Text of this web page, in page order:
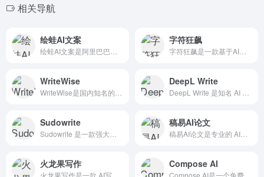
相关导航
绘蛙AI文案 字符狂飙
WriteWise DeepL Write
Sudowrite 稿易AI论文
火龙果写作 Compose AI